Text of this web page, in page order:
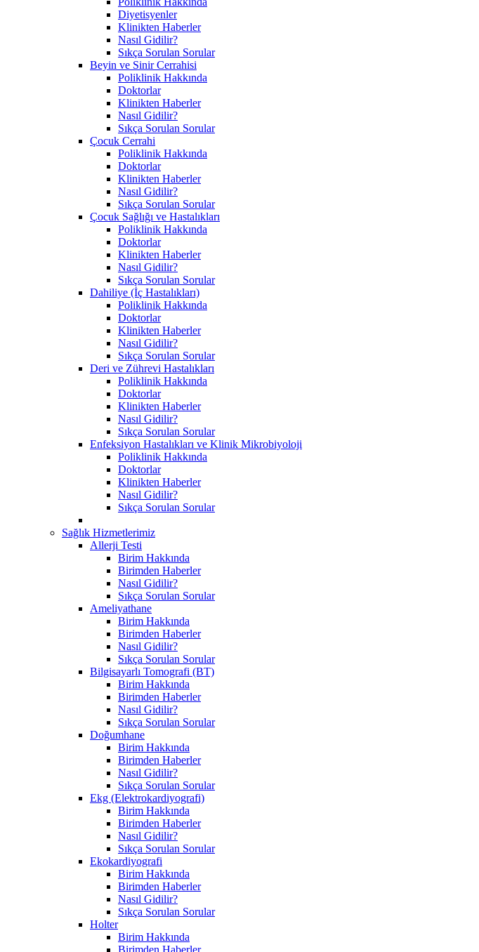
Diyetisyenler
Klinikten Haberler
Nasıl Gidilir?
Sıkça Sorulan Sorular
Beyin ve Sinir Cerrahisi
Poliklinik Hakkında
Doktorlar
Klinikten Haberler
Nasıl Gidilir?
Sıkça Sorulan Sorular
Çocuk Cerrahi
Poliklinik Hakkında
Doktorlar
Klinikten Haberler
Nasıl Gidilir?
Sıkça Sorulan Sorular
Çocuk Sağlığı ve Hastalıkları
Poliklinik Hakkında
Doktorlar
Klinikten Haberler
Nasıl Gidilir?
Sıkça Sorulan Sorular
Dahiliye (İç Hastalıkları)
Poliklinik Hakkında
Doktorlar
Klinikten Haberler
Nasıl Gidilir?
Sıkça Sorulan Sorular
Deri ve Zührevi Hastalıkları
Poliklinik Hakkında
Doktorlar
Klinikten Haberler
Nasıl Gidilir?
Sıkça Sorulan Sorular
Enfeksiyon Hastalıkları ve Klinik Mikrobiyoloji
Poliklinik Hakkında
Doktorlar
Klinikten Haberler
Nasıl Gidilir?
Sıkça Sorulan Sorular
Sağlık Hizmetlerimiz
Allerji Testi
Birim Hakkında
Birimden Haberler
Nasıl Gidilir?
Sıkça Sorulan Sorular
Ameliyathane
Birim Hakkında
Birimden Haberler
Nasıl Gidilir?
Sıkça Sorulan Sorular
Bilgisayarlı Tomografi (BT)
Birim Hakkında
Birimden Haberler
Nasıl Gidilir?
Sıkça Sorulan Sorular
Doğumhane
Birim Hakkında
Birimden Haberler
Nasıl Gidilir?
Sıkça Sorulan Sorular
Ekg (Elektrokardiyografi)
Birim Hakkında
Birimden Haberler
Nasıl Gidilir?
Sıkça Sorulan Sorular
Ekokardiyografi
Birim Hakkında
Birimden Haberler
Nasıl Gidilir?
Sıkça Sorulan Sorular
Holter
Birim Hakkında
Birimden Haberler